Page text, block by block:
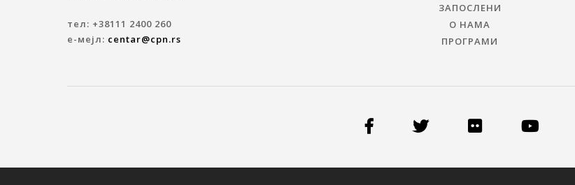
тел: +38111 2400 260
е-мејл: centar@cpn.rs
ЗАПОСЛЕНИ
О НАМА
ПРОГРАМИ